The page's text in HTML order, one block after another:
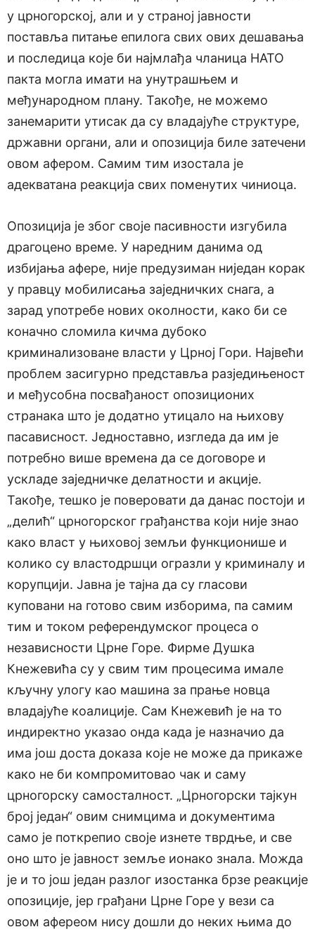
у црногорској, али и у страној јавности
поставља питање епилога свих ових дешавања
и последица које би најмлађа чланица НАТО
пакта могла имати на унутрашњем и
међународном плану. Такође, не можемо
занемарити утисак да су владајуће структуре,
државни органи, али и опозиција биле затечени
овом афером. Самим тим изостала је
адекватана реакција свих поменутих чиниоца.
Опозиција је због своје пасивности изгубила
драгоцено време. У наредним данима од
избијања афере, није предузиман ниједан корак
у правцу мобилисања заједничких снага, а
зарад употребе нових околности, како би се
коначно сломила кичма дубоко
криминализоване власти у Црној Гори. Највећи
проблем засигурно представља разједињеност
и међусобна посвађаност опозиционих
странака што је додатно утицало на њихову
пасависност. Једноставно, изгледа да им је
потребно више времена да се договоре и
ускладе заједничке делатности и акције.
Такође, тешко је поверовати да данас постоји и
„делић“ црногорског грађанства који није знао
како власт у њиховој земљи функционише и
колико су властодршци огразли у криминалу и
корупцији. Јавна је тајна да су гласови
куповани на готово свим изборима, па самим
тим и током референдумског процеса о
независности Црне Горе. Фирме Душка
Кнежевића су у свим тим процесима имале
кључну улогу као машина за прање новца
владајуће коалиције. Сам Кнежевић је на то
индиректно указао онда када је назначио да
има још доста доказа које не може да прикаже
како не би компромитовао чак и саму
црногорску самосталност. „Црногорски тајкун
број један“ овим снимцима и документима
само је поткрепио своје изнете тврдње, и све
оно што је јавност земље ионако знала. Можда
је и то још један разлог изостанка брзе реакције
опозиције, јер грађани Црне Горе у вези са
овом афереом нису дошли до неких њима до